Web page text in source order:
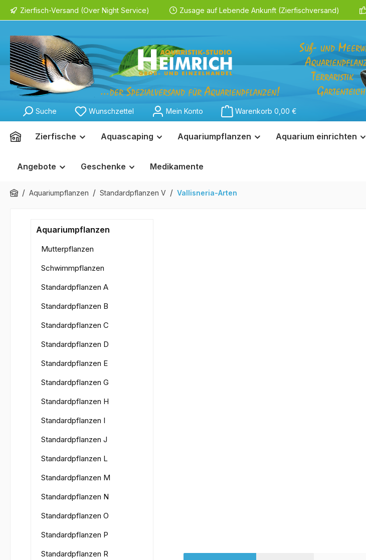
Zur Hauptnavigation springen
Zierfisch-Versand (Over Night Service) Zusage auf Lebende Ankunft (Zierfischversand)
Suche Wunschzettel Mein Konto Warenkorb 0,00 €
Zierfische Aquascaping Aquariumpflanzen Aquarium einrichten
Angebote Geschenke Medikamente
/ Aquariumpflanzen / Standardpflanzen V / Vallisneria-Arten
Aquariumpflanzen
Mutterpflanzen
Schwimmpflanzen
Standardpflanzen A
Standardpflanzen B
Standardpflanzen C
Standardpflanzen D
Standardpflanzen E
Standardpflanzen G
Standardpflanzen H
Standardpflanzen I
Standardpflanzen J
Standardpflanzen L
Standardpflanzen M
Standardpflanzen N
Standardpflanzen O
Standardpflanzen P
Standardpflanzen R